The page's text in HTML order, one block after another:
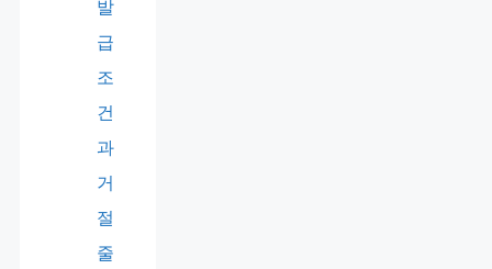
발
급
조
건
과
거
절
줄